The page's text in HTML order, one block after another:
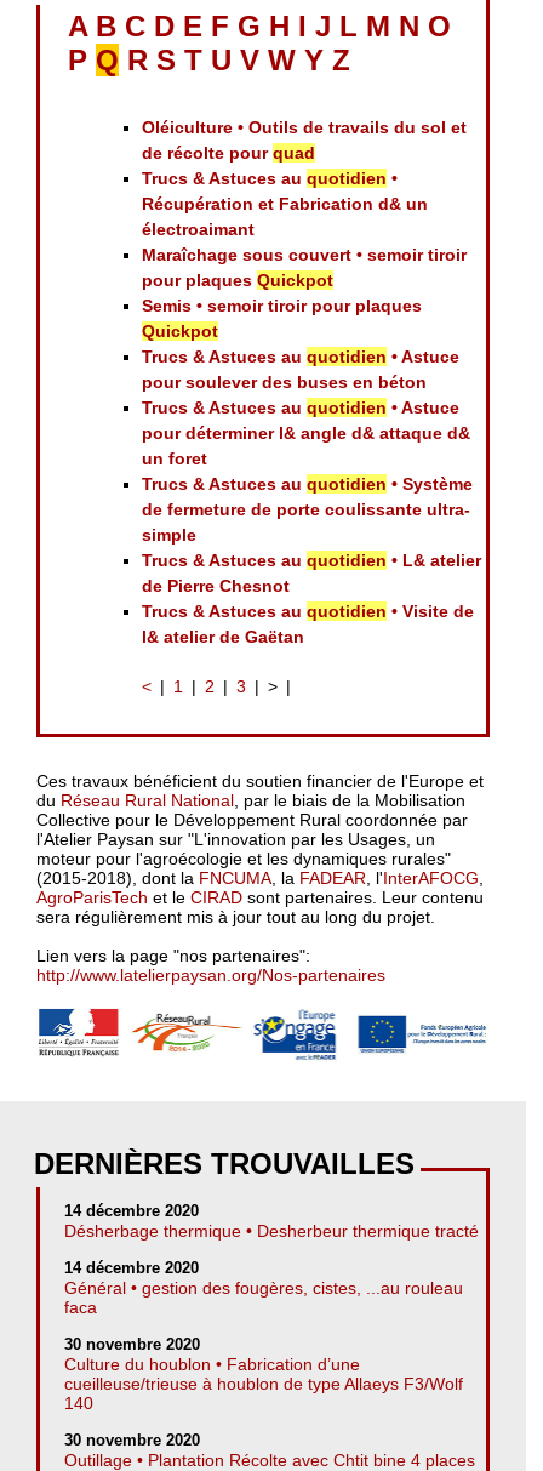
A B C D E F G H I J L M N O
P Q R S T U V W Y Z
Oléiculture • Outils de travails du sol et
de récolte pourquad
Trucs & Astuces auquotidien •
Récupération et Fabrication d& un
électroaimant
Maraîchage sous couvert • semoir tiroir
pour plaquesQuickpot
Semis • semoir tiroir pour plaques
Quickpot
Trucs & Astuces auquotidien • Astuce
pour soulever des buses en béton
Trucs & Astuces auquotidien • Astuce
pour déterminer l& angle d& attaque d&
un foret
Trucs & Astuces auquotidien • Système
de fermeture de porte coulissante ultra-
simple
Trucs & Astuces auquotidien • L& atelier
de Pierre Chesnot
Trucs & Astuces auquotidien • Visite de
l& atelier de Gaëtan
< 1 2 3 >
Ces travaux bénéficient du soutien financier de l'Europe et
du Réseau Rural National, par le biais de la Mobilisation
Collective pour le Développement Rural coordonnée par
l'Atelier Paysan sur "L'innovation par les Usages, un
moteur pour l'agroécologie et les dynamiques rurales"
(2015-2018), dont la FNCUMA, la FADEAR, l'InterAFOCG,
AgroParisTech et le CIRAD sont partenaires. Leur contenu
sera régulièrement mis à jour tout au long du projet.
Lien vers la page "nos partenaires":
http://www.latelierpaysan.org/Nos-partenaires
DERNIÈRES TROUVAILLES
14 décembre 2020
Désherbage thermique • Desherbeur thermique tracté
14 décembre 2020
Général • gestion des fougères, cistes, ...au rouleau
faca
30 novembre 2020
Culture du houblon • Fabrication d’une
cueilleuse/trieuse à houblon de type Allaeys F3/Wolf
140
30 novembre 2020
Outillage • Plantation Récolte avec Chtit bine 4 places